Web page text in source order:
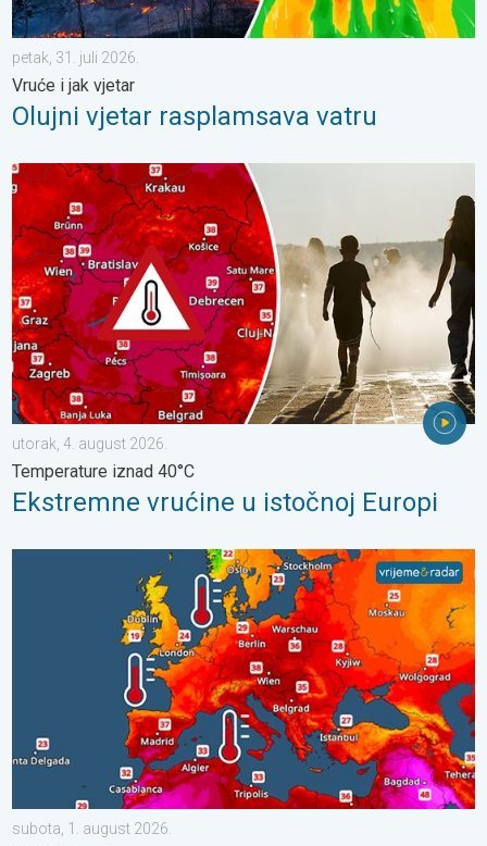
petak, 31. juli 2026.
Vruće i jak vjetar
Olujni vjetar rasplamsava vatru
Ekstremne vrućine u istočnoj Europi. Temperature iznad 40°C.
utorak, 4. august 2026.
Temperature iznad 40°C
Ekstremne vrućine u istočnoj Europi
Europska mora neobično topla. Do 30 stupnjeva. . . subota,
subota, 1. august 2026.